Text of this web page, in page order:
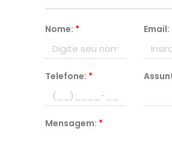
Nome: * Email:
Telefone: *
Mensagem: *